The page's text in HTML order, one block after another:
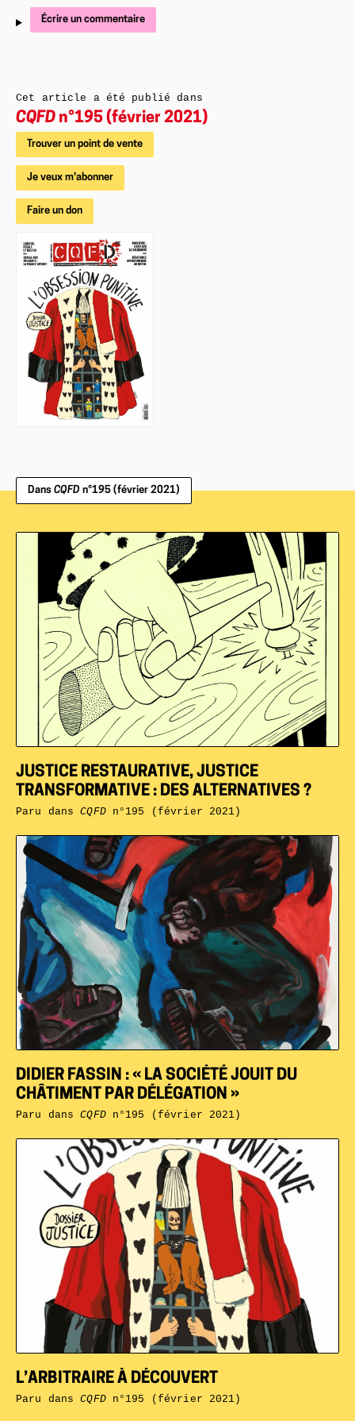
Écrire un commentaire
Cet article a été publié dans
CQFD n°195 (février 2021)
Trouver un point de vente
Je veux m'abonner
Faire un don
Dans CQFD n°195 (février 2021)
L’ARBITRAIRE À DÉCOUVERT
Paru dansCQFDn°195 (février 2021)
DIDIER FASSIN : « LA SOCIÉTÉ JOUIT DU
CHÂTIMENT PAR DÉLÉGATION »
Paru dansCQFDn°195 (février 2021)
JUSTICE RESTAURATIVE, JUSTICE
TRANSFORMATIVE : DES ALTERNATIVES ?
Paru dansCQFDn°195 (février 2021)